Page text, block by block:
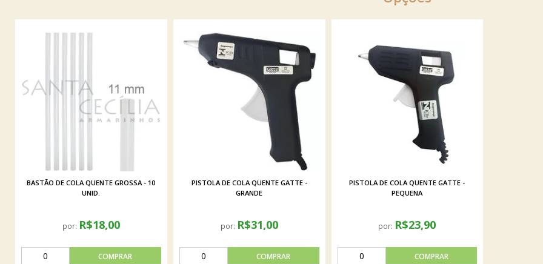
BASTÃO DE COLA QUENTE GROSSA - 10
UNID.
por: R$18,00
PISTOLA DE COLA QUENTE GATTE -
GRANDE
por: R$31,00
PISTOLA DE COLA QUENTE GATTE -
PEQUENA
por: R$23,90